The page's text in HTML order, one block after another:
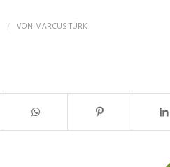
/ VON MARCUS TÜRK